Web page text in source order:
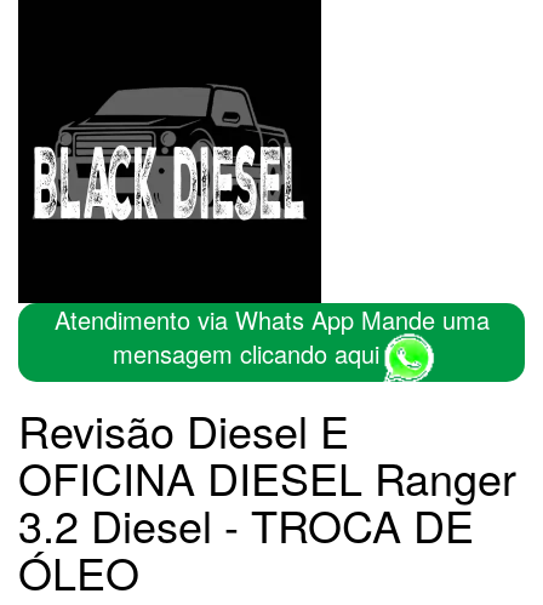
Atendimento via Whats App Mande uma
mensagem clicando aqui
Revisão Diesel E
OFICINA DIESEL Ranger
3.2 Diesel - TROCA DE
ÓLEO